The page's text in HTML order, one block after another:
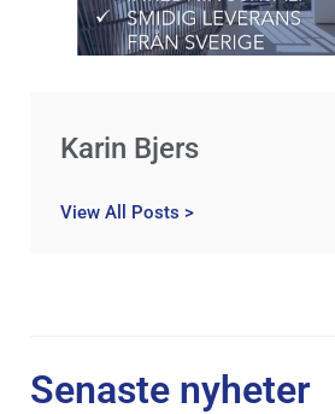
Karin Bjers
View All Posts >
Senaste nyheter